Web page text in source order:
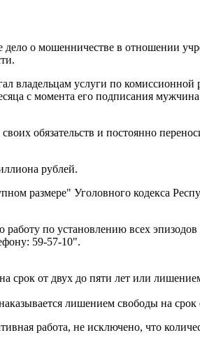
дело о мошенничестве в
владельцам услуги по
с момента его подписания мужчина
обязательств и постоянно
рублей.
размере" Уголовного кодекса
по установлению всех
59-57-10".
от двух до пяти лет или
лишением свободы на срок
работа, не исключено, что